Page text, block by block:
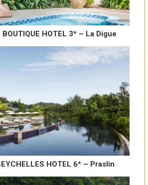
BOUTIQUE HOTEL 3* – La Digue
HOTEL 6* – Praslin